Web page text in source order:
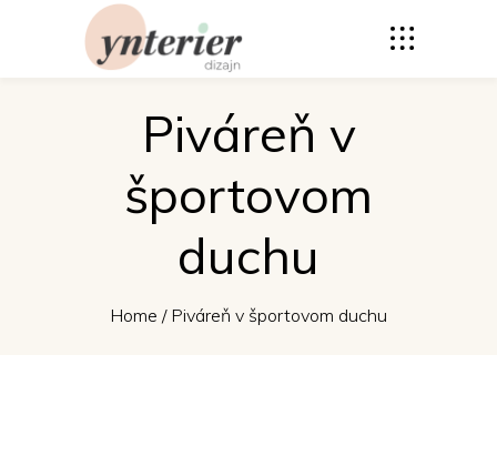
Piváreň v
športovom
duchu
Home / Piváreň v športovom duchu